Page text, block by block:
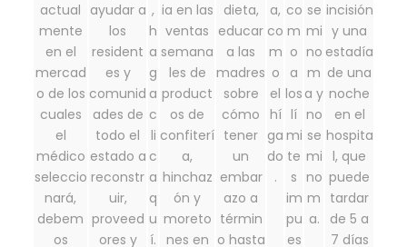
actual
mente
en el
mercad
o de los
cuales
el
médico
seleccio
nará,
debem
os
ayudar a
los
resident
es y
comunid
ades de
todo el
estado a
reconstr
uir,
proveed
ores y
,
h
a
g
a
c
li
c
a
q
u
í.
ia en las
ventas
semana
les de
product
os de
confiterí
a,
hinchaz
ón y
moreto
nes en
dieta,
educar
a las
madres
sobre
cómo
tener
un
embar
azo a
términ
o hasta
a,
co
m
o
el
hí
ga
do
.
co
m
o
a
los
lí
mi
te
s
im
pu
es
se
mi
no
m
a y
no
se
mi
no
m
a.
incisión
y una
estadía
de una
noche
en el
hospita
l, que
puede
tardar
de 5 a
7 días